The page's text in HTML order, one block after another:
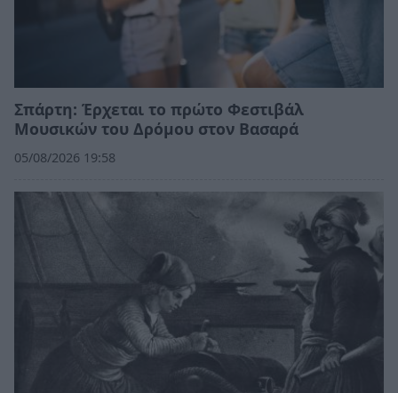
Σπάρτη: Έρχεται το πρώτο Φεστιβάλ
Μουσικών του Δρόμου στον Βασαρά
05/08/2026 19:58